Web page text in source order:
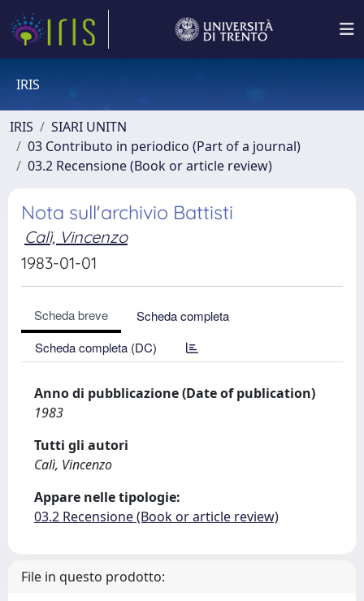
IRIS
IRIS
SIARI UNITN
03 Contributo in periodico (Part of a journal)
03.2 Recensione (Book or article review)
Nota sull'archivio Battisti
Calì, Vincenzo
1983-01-01
Scheda breve
Scheda completa
Scheda completa (DC)
Anno di pubblicazione (Date of publication)
1983
Tutti gli autori
Calì, Vincenzo
Appare nelle tipologie:
03.2 Recensione (Book or article review)
File in questo prodotto: